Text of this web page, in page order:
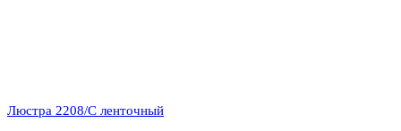
Люстра 2208/C ленточный